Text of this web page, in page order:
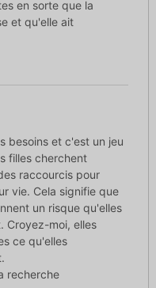
en sorte que la
et qu'elle ait
besoins et c'est un jeu
filles cherchent
raccourcis pour
vie. Cela signifie que
un risque qu'elles
Croyez-moi, elles
ce qu'elles
recherche